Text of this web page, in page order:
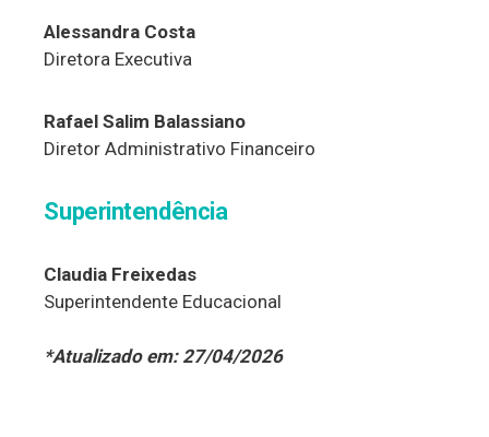
Alessandra Costa
Diretora Executiva
Rafael Salim Balassiano
Diretor Administrativo Financeiro
Superintendência
Claudia Freixedas
Superintendente Educacional
*Atualizado em: 27/04/2026